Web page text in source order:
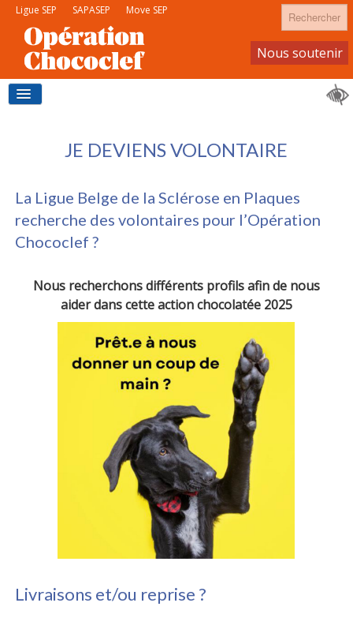
Ligue SEP SAPASEP Move SEP Rechercher
J'ACHÈTE DU CHOCOLAT
JE DEVIENS VENDEUR
Nous soutenir
Devenir membre
JE DEVIENS VOLONTAIRE
La Ligue Belge de la Sclérose en Plaques
recherche des volontaires pour l’Opération
Chococlef ?
Nous recherchons différents profils afin de nous
aider dans cette action chocolatée 2025
Livraisons et/ou reprise ?